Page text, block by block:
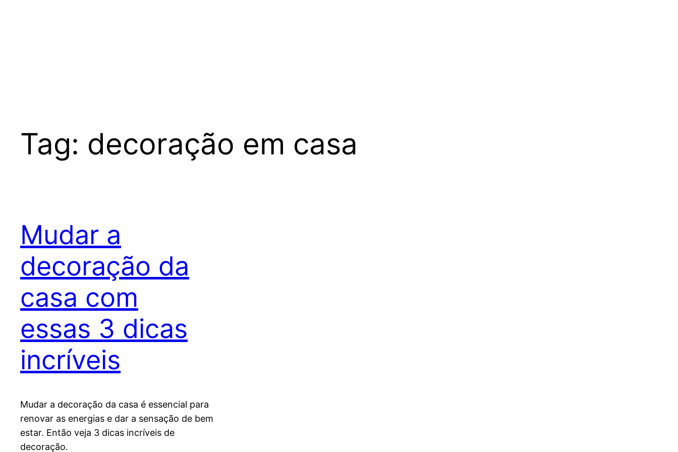
Tag: decoração em casa
Mudar a
decoração da
casa com
essas 3 dicas
incríveis
Mudar a decoração da casa é essencial para
renovar as energias e dar a sensação de bem
estar. Então veja 3 dicas incríveis de
decoração.